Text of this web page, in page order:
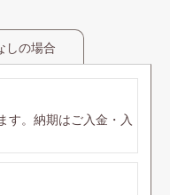
しの場合
す。納期はご入金・入